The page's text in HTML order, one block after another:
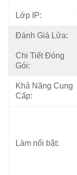
Lớp IP:
Đánh Giá Lửa:
Chi Tiết Đóng
Gói:
Khả Năng Cung
Cấp:
Làm nổi bật: